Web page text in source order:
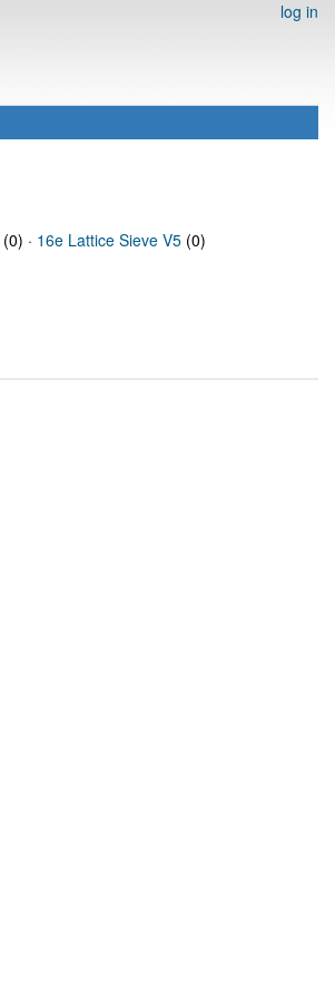
log in
(0) · 16e Lattice Sieve V5 (0)